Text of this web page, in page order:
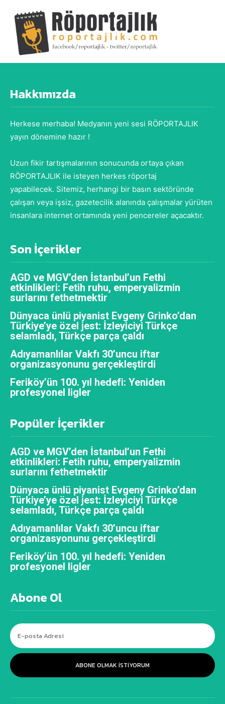
Hakkımızda
Herkese merhaba! Medyanın yeni sesi RÖPORTAJLIK
yayın dönemine hazır !
Uzun fikir tartışmalarının sonucunda ortaya çıkan
RÖPORTAJLIK ile isteyen herkes röportaj
yapabilecek. Sitemiz, herhangi bir basın sektöründe
çalışan veya işsiz, gazetecilik alanında çalışmalar yürüten
insanlara internet ortamında yeni pencereler açacaktır.
Son İçerikler
AGD ve MGV’den İstanbul’un Fethi
etkinlikleri: Fetih ruhu, emperyalizmin
surlarını fethetmektir
Dünyaca ünlü piyanist Evgeny Grinko’dan
Türkiye’ye özel jest: İzleyiciyi Türkçe
selamladı, Türkçe parça çaldı
Adıyamanlılar Vakfı 30’uncu iftar
organizasyonunu gerçekleştirdi
Feriköy’ün 100. yıl hedefi: Yeniden
profesyonel ligler
Popüler İçerikler
AGD ve MGV’den İstanbul’un Fethi
etkinlikleri: Fetih ruhu, emperyalizmin
surlarını fethetmektir
Dünyaca ünlü piyanist Evgeny Grinko’dan
Türkiye’ye özel jest: İzleyiciyi Türkçe
selamladı, Türkçe parça çaldı
Adıyamanlılar Vakfı 30’uncu iftar
organizasyonunu gerçekleştirdi
Feriköy’ün 100. yıl hedefi: Yeniden
profesyonel ligler
Abone Ol
ABONE OLMAK ISTIYORUM